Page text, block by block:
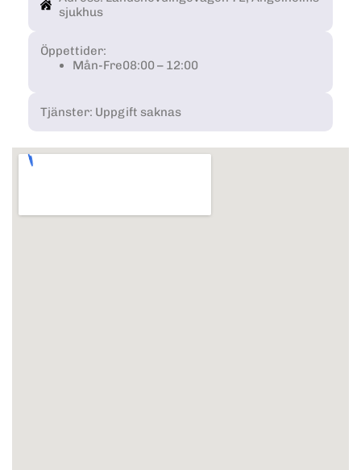
sjukhus
Öppettider:
Mån-Fre08:00 – 12:00
Tjänster: Uppgift saknas